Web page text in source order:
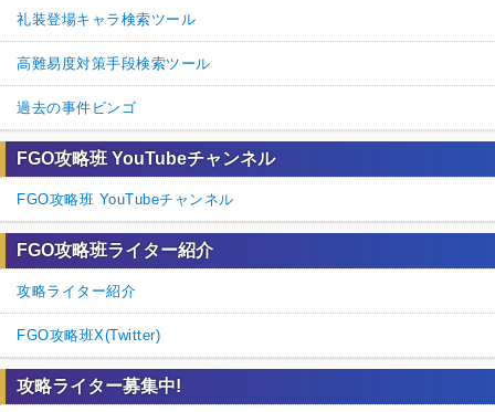
礼装登場キャラ検索ツール
高難易度対策手段検索ツール
過去の事件ビンゴ
FGO攻略班 YouTubeチャンネル
FGO攻略班 YouTubeチャンネル
FGO攻略班ライター紹介
攻略ライター紹介
FGO攻略班X(Twitter)
攻略ライター募集中!